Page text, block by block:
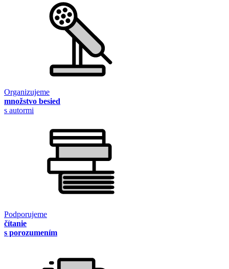
Organizujeme
množstvo besied
s autormi
Podporujeme
čítanie
s porozumením